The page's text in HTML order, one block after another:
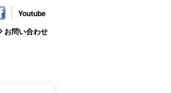
Youtube
お問い合わせ